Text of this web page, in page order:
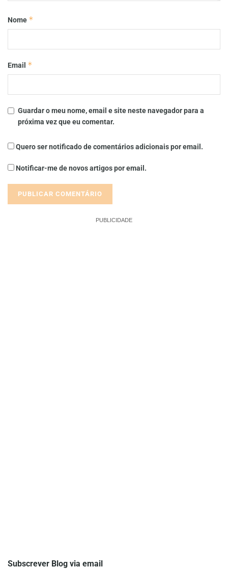
Nome *
Email *
Guardar o meu nome, email e site neste navegador para a
próxima vez que eu comentar.
Quero ser notificado de comentários adicionais por email.
Notificar-me de novos artigos por email.
PUBLICIDADE
Subscrever Blog via email